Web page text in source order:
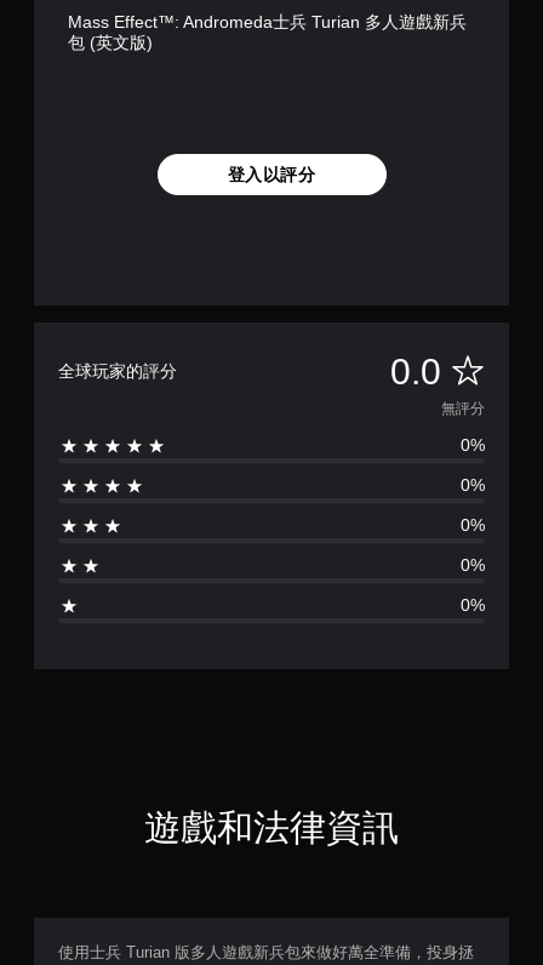
Mass Effect™: Andromeda士兵 Turian 多人遊戲新兵
包 (英文版)
登入以評分
全球玩家的評分 0.0 無
評
分
無評分
0%
0%
0%
0%
0%
遊戲和法律資訊
使用士兵 Turian 版多人遊戲新兵包來做好萬全準備，投身拯